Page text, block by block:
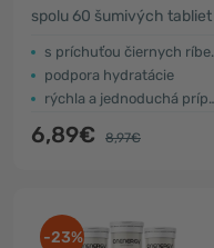
spolu 60 šumivých tabliet
s príchuťou čiernych ríbezlí
podpora hydratácie
rýchla a jednoduchá príprava
6,89€ 8,97€
-23%